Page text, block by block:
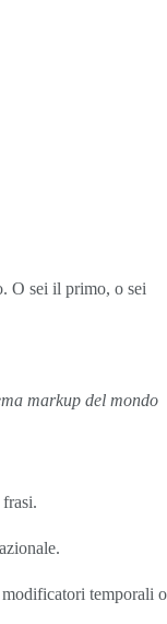
O sei il primo, o sei
markup del mondo
modificatori temporali o